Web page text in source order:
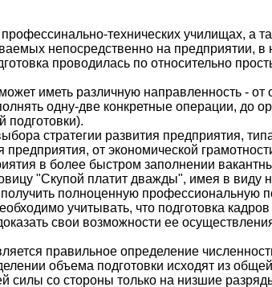
технических училищах, а
непосредственно на предприятии,
проводилась по относительно
иметь различную направленность -
одну-две конкретные операции, до
подготовки).
стратегии развития предприятия,
от экономической
в более быстром заполнении
"Скупой платит дважды", имея в
полноценную профессиональную
учитывать, что подготовка
свои возможности ее
правильное определение
объема подготовки исходят из
силы со стороны только на низшие